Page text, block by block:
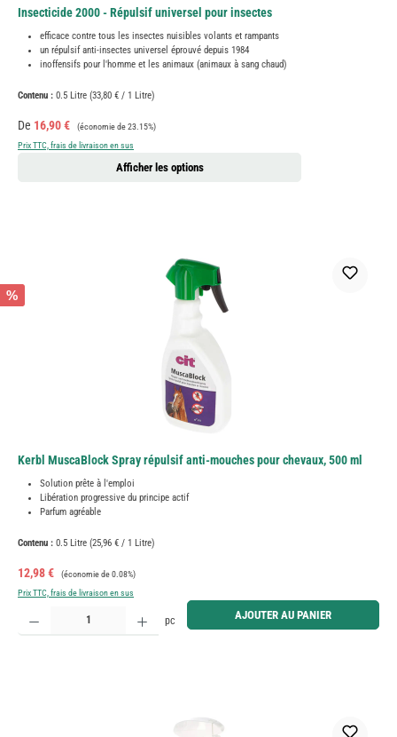
Insecticide 2000 - Répulsif universel pour insectes
efficace contre tous les insectes nuisibles volants et rampants
un répulsif anti-insectes universel éprouvé depuis 1984
inoffensifs pour l'homme et les animaux (animaux à sang chaud)
Contenu : 0.5 Litre (33,80 € / 1 Litre)
Prix de vente :
De 16,90 € Prix régulier :
(économie de 23.15%)
Prix TTC, frais de livraison en sus
Afficher les options
%
Kerbl MuscaBlock Spray répulsif anti-mouches pour chevaux, 500 ml
Solution prête à l'emploi
Libération progressive du principe actif
Parfum agréable
Contenu : 0.5 Litre (25,96 € / 1 Litre)
Prix de vente :
12,98 € Prix régulier :
(économie de 0.08%)
Prix TTC, frais de livraison en sus
Quantité de produit : Entrez la quantité souhaitée ou utilisez les boutons pour augmenter ou
pc AJOUTER AU PANIER